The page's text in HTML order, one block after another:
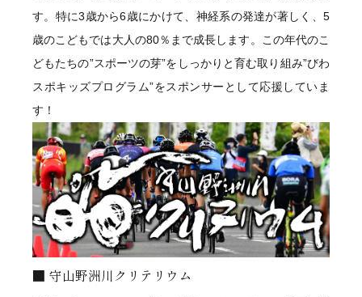
す。特に3歳から6歳にかけて、神経系の発達が著しく、5
歳のこどもでは大人の80％まで成長します。この年代のこ
どもたちの”スポーツの芽”をしっかりと育む取り組み”びわ
スポキッズプログラム”をスポンサーとして応援していま
す！
守山野洲川クリテリウム